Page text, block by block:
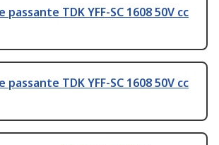
TDK YFF-SC 1608 50V cc
TDK YFF-SC 1608 50V cc